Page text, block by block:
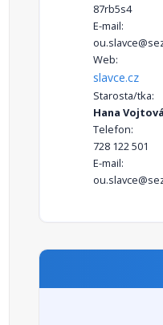
87rb5s4
E-mail:
Web:
slavce.cz
Starosta/tka:
Hana Vojtová
Telefon:
728 122 501
E-mail: